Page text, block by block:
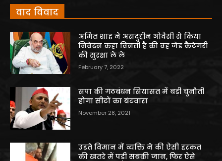
वाद विवाद
अमित शाह ने असदुद्दीन ओवैसी से किया
निवेदन कहा विनती है की वह जेड कैटेगरी
की सुरक्षा ले ले
February 7, 2022
सपा की गठबंधन सियासत में बड़ी चुनौती
होगा सीटों का बंटवारा
November 28, 2021
उड़ते विमान में व्यक्ति ने की ऐसी हरकत
की खतरे में पड़ी सबकी जान, फिर ऐसे